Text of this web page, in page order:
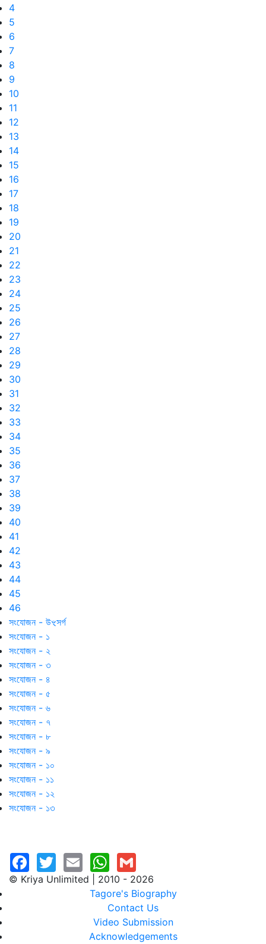
4
5
6
7
8
9
10
11
12
13
14
15
16
17
18
19
20
21
22
23
24
25
26
27
28
29
30
31
32
33
34
35
36
37
38
39
40
41
42
43
44
45
46
সংযোজন - উৼসর্গ
সংযোজন - ১
সংযোজন - ২
সংযোজন - ৩
সংযোজন - ৪
সংযোজন - ৫
সংযোজন - ৬
সংযোজন - ৭
সংযোজন - ৮
সংযোজন - ৯
সংযোজন - ১০
সংযোজন - ১১
সংযোজন - ১২
সংযোজন - ১৩
© Kriya Unlimited | 2010 - 2026
Tagore's Biography
Contact Us
Video Submission
Acknowledgements